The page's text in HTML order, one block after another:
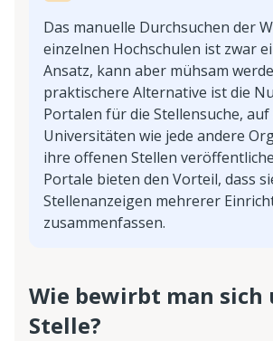
Das manuelle Durchsuchen der
einzelnen Hochschulen ist zwar
Ansatz, kann aber mühsam
praktischere Alternative ist die
Portalen für die Stellensuche, auf
Universitäten wie jede andere
ihre offenen Stellen
Portale bieten den Vorteil, dass
Stellenanzeigen mehrerer
zusammenfassen.
Wie bewirbt man sich
Stelle?